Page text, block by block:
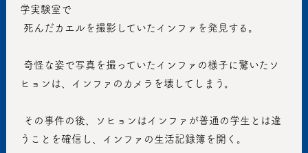
学実験室で
死んだカエルを撮影していたインファを発見する。
ヒョンは、インファのカメラを壊してしまう。
うことを確信し、インファの生活記録簿を開く。